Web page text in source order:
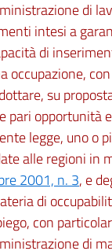
di
intesi a
di
occupazione,
su
pari opportunità
legge, uno o
alle regioni in
2001, n. 3, e
di
con
di